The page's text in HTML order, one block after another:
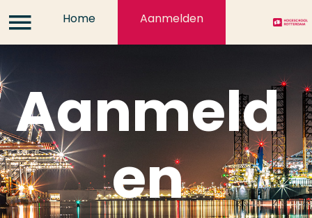
Programma
Aanmelden
Locatie Home Aanmelden
Aanmeld
en